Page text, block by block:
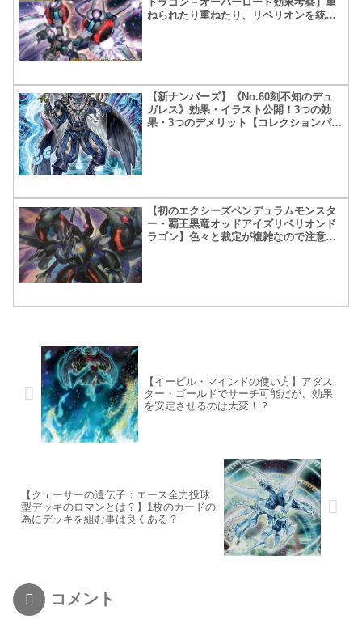
ねられたり重ねたり、リベリオンを統べ
【新ナンバーズ】《No.60刻不知のデュ
ガレス》効果・イラスト公開！3つの効
果・3つのデメリット【コレクションパッ
【初のエクシーズペンデュラムモンスタ
ー・覇王黒竜オッドアイズリベリオンド
ラゴン】色々と裁定が複雑なので注意が
【イービル・マインドの使い方】アダス
ター・ゴールドでサーチ可能だが、効果
を安定させるのは大変！？
【クェーサーの遺伝子：エース全力投球
型デッキのロマンとは？】1枚のカードの
為にデッキを組む事は良くある？
コメント